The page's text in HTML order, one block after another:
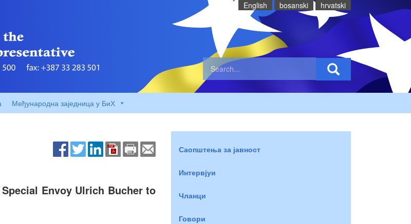
English bosanski hrvatski
Међународна заједница у БиХ
Envoy Ulrich Bucher to
Саопштења за јавност
Интервјуи
Чланци
Говори